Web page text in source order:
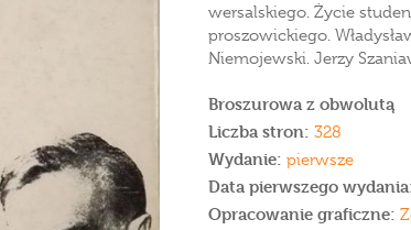
wersalskiego. Życie
proszowickiego.
Niemojewski. Jerzy
Broszurowa z obwolutą
Liczba stron: 328
Wydanie: pierwsze
Data pierwszego
Opracowanie graficzne: